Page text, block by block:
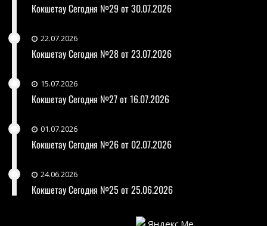
Кокшетау Сегодня №29 от 30.07.2026
22.07.2026
Кокшетау Сегодня №28 от 23.07.2026
15.07.2026
Кокшетау Сегодня №27 от 16.07.2026
01.07.2026
Кокшетау Сегодня №26 от 02.07.2026
24.06.2026
Кокшетау Сегодня №25 от 25.06.2026